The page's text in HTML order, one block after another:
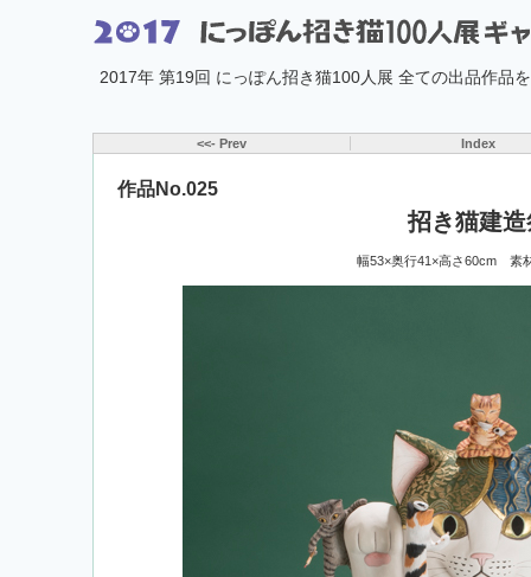
2017年 第19回 にっぽん招き猫100人展 全ての出品作品
<<- Prev Index
作品No.025
招き猫建造
幅53×奥行41×高さ60cm 素